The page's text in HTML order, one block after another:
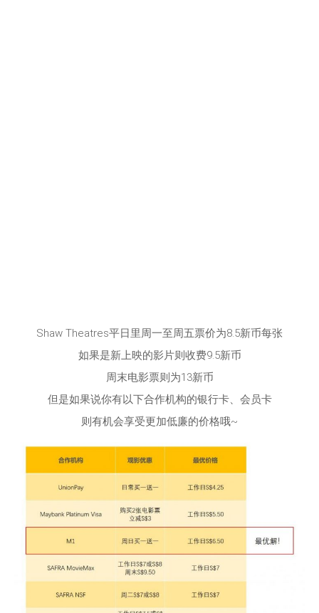
Shaw Theatres平日里周一至周五票价为8.5新币每张
如果是新上映的影片则收费9.5新币
周末电影票则为13新币
但是如果说你有以下合作机构的银行卡、会员卡
则有机会享受更加低廉的价格哦~